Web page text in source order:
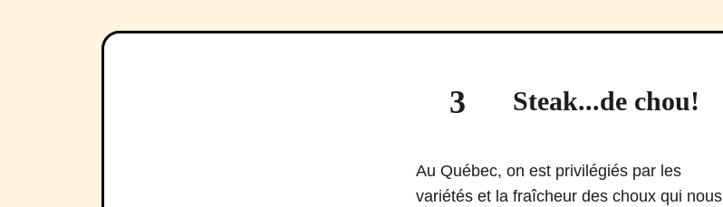
3 Steak...de chou!
Au Québec, on est privilégiés par les
variétés et la fraîcheur des choux qui nous